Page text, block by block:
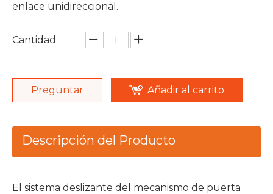
enlace unidireccional.
Cantidad:
Preguntar Añadir al carrito
Descripción del Producto
El sistema deslizante del mecanismo de puerta